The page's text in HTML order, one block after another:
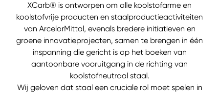
XCarb® is ontworpen om alle koolstofarme en
koolstofvrije producten en staalproductieactiviteiten
van ArcelorMittal, evenals bredere initiatieven en
groene innovatieprojecten, samen te brengen in één
inspanning die gericht is op het boeken van
aantoonbare vooruitgang in de richting van
koolstofneutraal staal.
Wij geloven dat staal een cruciale rol moet spelen in